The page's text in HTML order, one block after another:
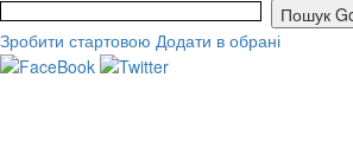
Зробити стартовою Додати в обрані